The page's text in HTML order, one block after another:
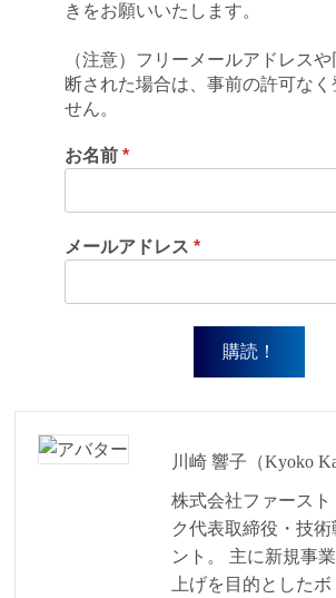
きをお願いいたします。
（注意）フリーメールアドレスや
断された場合は、事前の許可なく
せん。
お名前*
メールアドレス*
川崎 響子（Kyoko
株式会社ファース
ク代表取締役・技
ント。 主に新規事
上げを目的とした